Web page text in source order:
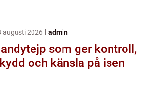
augusti 2026 admin
som ger kontroll,
och känsla på isen